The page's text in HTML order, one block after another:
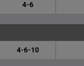
4-6
4-6-10